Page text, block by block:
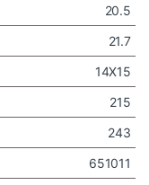
20.5
21.7
14X15
215
243
651011